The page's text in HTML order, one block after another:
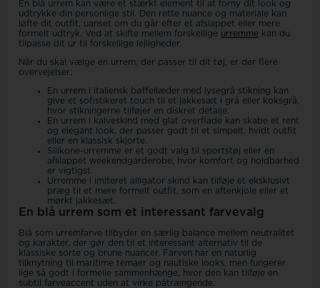
En blå urrem kan være et stærkt element til at forny dit look og
udtrykke din personlige stil. Den rette nuance og materiale kan
løfte dit outfit, uanset om du går efter et afslappet eller mere
formelt udtryk. Ved at skifte mellem forskellige urremme kan du
tilpasse dit ur til forskellige lejligheder.
Når du skal vælge en urrem, der passer til dit tøj, er der flere
overvejelser:
En urrem i italiensk bøffellæder med lysegrå stikning kan
give et sofistikeret touch til et jakkesæt i grå eller koksgrå,
hvor stikningerne tilføjer en diskret detalje.
En urrem i kalveskind med glat overflade kan skabe et rent
og elegant look, der passer godt til et simpelt, hvidt outfit
eller en klassisk skjorte.
Silikone-urremme er et godt valg til sportstøj eller en
afslappet weekendgarderobe, hvor komfort og holdbarhed
er vigtigst.
Urremme i imiteret alligator skind kan tilføje et eksklusivt
præg til et mere formelt outfit, som en aftenkjole eller et
mørkt jakkesæt.
En blå urrem som et interessant farvevalg
Blå som urremfarve tilbyder en særlig balance mellem neutralitet
og karakter, der gør den til et interessant alternativ til de
klassiske sorte og brune nuancer. Farven har en naturlig
tilknytning til maritime temaer og nautiske looks, men fungerer
lige så godt i formelle sammenhænge, hvor den kan tilføje en
subtil farveaccent uden at virke påtrængende.